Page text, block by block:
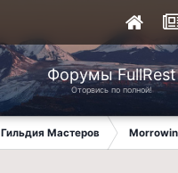
Форумы FullRest
Оторвись по полной!
Гильдия Мастеров